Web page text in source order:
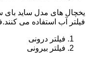
یخچال های مدل ساید بای
فیلتر آب استفاده می کنند.فیلترهای
فیلتر درونی
فیلتر بیرونی